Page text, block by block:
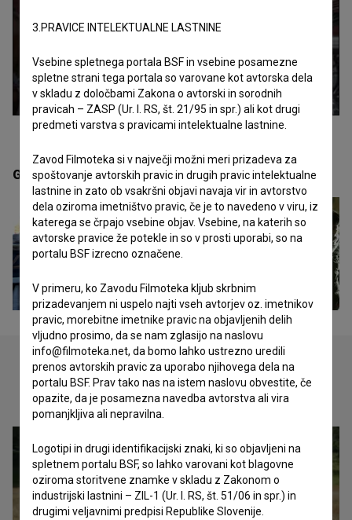
Galerija(6)
Oglejte si
3.PRAVICE INTELEKTUALNE LASTNINE
Vsebine spletnega portala BSF in vsebine posamezne
spletne strani tega portala so varovane kot avtorska dela
v skladu z določbami Zakona o avtorski in sorodnih
pravicah – ZASP (Ur. l. RS, št. 21/95 in spr.) ali kot drugi
predmeti varstva s pravicami intelektualne lastnine.
Zavod Filmoteka si v največji možni meri prizadeva za
spoštovanje avtorskih pravic in drugih pravic intelektualne
lastnine in zato ob vsakršni objavi navaja vir in avtorstvo
dela oziroma imetništvo pravic, če je to navedeno v viru, iz
katerega se črpajo vsebine objav. Vsebine, na katerih so
avtorske pravice že potekle in so v prosti uporabi, so na
portalu BSF izrecno označene.
V primeru, ko Zavodu Filmoteka kljub skrbnim
prizadevanjem ni uspelo najti vseh avtorjev oz. imetnikov
pravic, morebitne imetnike pravic na objavljenih delih
vljudno prosimo, da se nam zglasijo na naslovu
info@filmoteka.net, da bomo lahko ustrezno uredili
prenos avtorskih pravic za uporabo njihovega dela na
portalu BSF. Prav tako nas na istem naslovu obvestite, če
opazite, da je posamezna navedba avtorstva ali vira
pomanjkljiva ali nepravilna.
Logotipi in drugi identifikacijski znaki, ki so objavljeni na
spletnem portalu BSF, so lahko varovani kot blagovne
oziroma storitvene znamke v skladu z Zakonom o
industrijski lastnini – ZIL-1 (Ur. l. RS, št. 51/06 in spr.) in
drugimi veljavnimi predpisi Republike Slovenije.